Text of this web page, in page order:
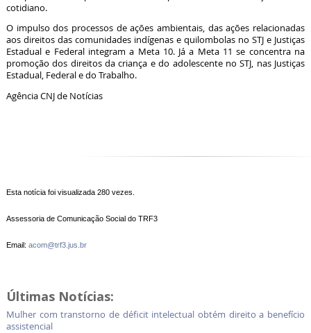
cotidiano.
O impulso dos processos de ações ambientais, das ações relacionadas
aos direitos das comunidades indígenas e quilombolas no STJ e Justiças
Estadual e Federal integram a Meta 10. Já a Meta 11 se concentra na
promoção dos direitos da criança e do adolescente no STJ, nas Justiças
Estadual, Federal e do Trabalho.
Agência CNJ de Notícias
Esta notícia foi visualizada 280 vezes.
Assessoria de Comunicação Social do TRF3
Email: acom@trf3.jus.br
Últimas Notícias:
Mulher com transtorno de déficit intelectual obtém direito a benefício
assistencial